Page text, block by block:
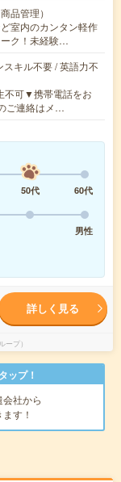
品管理）
室内のカンタン軽作
ク！未経験…
キル不要 / 英語力不
可▼携帯電話をお
ご連絡はメ…
50代
60代
男性
詳しく見る
プ）
ップ！
会社から
す！